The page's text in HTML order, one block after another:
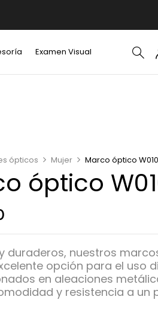
Examen Visual
ópticos Mujer Marco óptico W010
óptico
duraderos, nuestros
opción para el uso
en aleaciones
y resistencia a un